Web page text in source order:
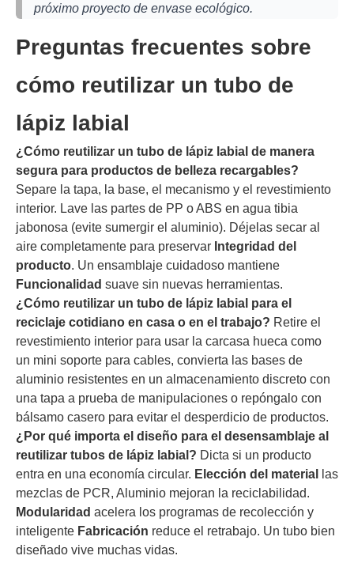
próximo proyecto de envase ecológico.
Preguntas frecuentes sobre
cómo reutilizar un tubo de
lápiz labial
¿Cómo reutilizar un tubo de lápiz labial de manera
segura para productos de belleza recargables?
Separe la tapa, la base, el mecanismo y el revestimiento
interior. Lave las partes de PP o ABS en agua tibia
jabonosa (evite sumergir el aluminio). Déjelas secar al
aire completamente para preservar Integridad del
producto. Un ensamblaje cuidadoso mantiene
Funcionalidad suave sin nuevas herramientas.
¿Cómo reutilizar un tubo de lápiz labial para el
reciclaje cotidiano en casa o en el trabajo? Retire el
revestimiento interior para usar la carcasa hueca como
un mini soporte para cables, convierta las bases de
aluminio resistentes en un almacenamiento discreto con
una tapa a prueba de manipulaciones o repóngalo con
bálsamo casero para evitar el desperdicio de productos.
¿Por qué importa el diseño para el desensamblaje al
reutilizar tubos de lápiz labial? Dicta si un producto
entra en una economía circular. Elección del material
las
mezclas de PCR, Aluminio mejoran la reciclabilidad.
Modularidad acelera los programas de recolección y
inteligente Fabricación reduce el retrabajo. Un tubo bien
diseñado vive muchas vidas.